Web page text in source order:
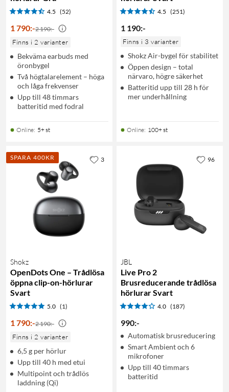
4.5 (52)
1 790:-2 190:-
Finns i 2 varianter
Bekväma earbuds med
öronbygel
Två högtalarelement – höga
och låga frekvenser
Upp till 48 timmars
batteritid med fodral
Online: 5+ st
4.5 (251)
1 190:-
Finns i 3 varianter
Shokz Air-bygel för stabilitet
Öppen design – total
närvaro, högre säkerhet
Batteritid upp till 28 h för
mer underhållning
Online: 100+ st
SPARA 400KR
Shokz
OpenDots One – Trådlösa
öppna clip-on-hörlurar
Svart
5.0 (1)
1 790:-2 190:-
Finns i 2 varianter
6,5 g per hörlur
Upp till 40 h med etui
Multipoint och trådlös
laddning (Qi)
3
JBL
Live Pro 2
Brusreducerande trådlösa
hörlurar Svart
4.0 (187)
990:-
Automatisk brusreducering
Smart Ambient och 6
mikrofoner
Upp till 40 timmars
batteritid
96